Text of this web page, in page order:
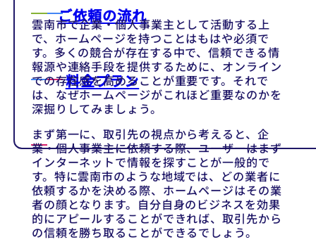
ご依頼の流れ
料金プラン
雲南市で企業・個人事業主として活動する上
で、ホームページを持つことはもはや必須で
す。多くの競合が存在する中で、信頼できる情
報源や連絡手段を提供するために、オンライン
での存在感を高めることが重要です。それで
は、なぜホームページがこれほど重要なのかを
深掘りしてみましょう。
まず第一に、取引先の視点から考えると、企
業・個人事業主に依頼する際、ユーザーはまず
インターネットで情報を探すことが一般的で
す。特に雲南市のような地域では、どの業者に
依頼するかを決める際、ホームページはその業
者の顔となります。自分自身のビジネスを効果
的にアピールすることができれば、取引先から
の信頼を勝ち取ることができるでしょう。